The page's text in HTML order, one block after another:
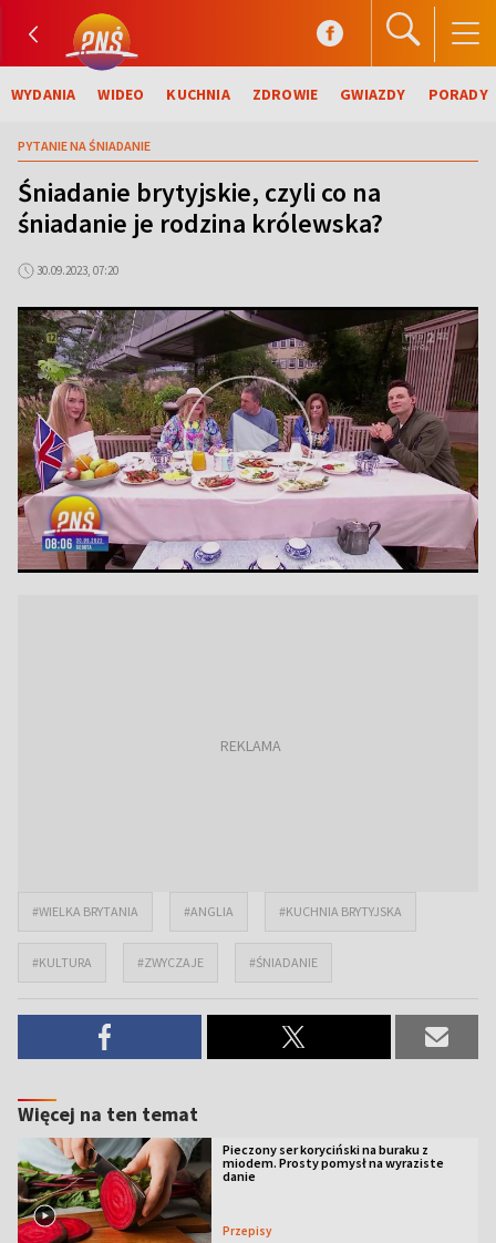
WYDANIA WIDEO KUCHNIA ZDROWIE GWIAZDY PORADY
PYTANIE NA ŚNIADANIE
Śniadanie brytyjskie, czyli co na
śniadanie je rodzina królewska?
30.09.2023, 07:20
#WIELKA BRYTANIA #ANGLIA #KUCHNIA BRYTYJSKA
#KULTURA #ZWYCZAJE #ŚNIADANIE
Więcej na ten temat
Pieczony ser koryciński na buraku z
miodem. Prosty pomysł na wyraziste
danie
Przepisy